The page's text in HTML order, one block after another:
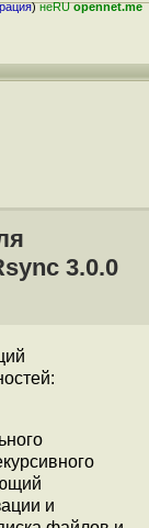
)неRUopennet.me
3.0.0
и